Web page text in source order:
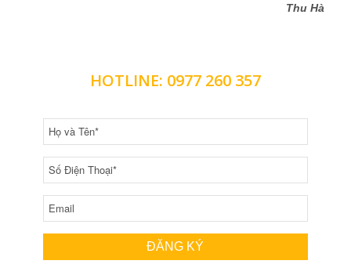
Thu Hà
HOTLINE: 0977 260 357